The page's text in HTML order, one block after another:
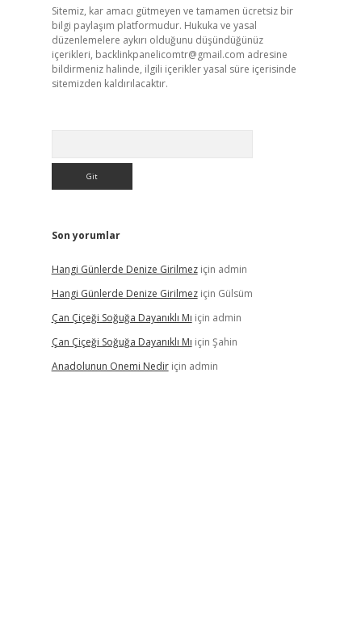
Sitemiz, kar amacı gütmeyen ve tamamen ücretsiz bir
bilgi paylaşım platformudur. Hukuka ve yasal
düzenlemelere aykırı olduğunu düşündüğünüz
içerikleri, backlinkpanelicomtr@gmail.com adresine
bildirmeniz halinde, ilgili içerikler yasal süre içerisinde
sitemizden kaldırılacaktır.
Son yorumlar
Hangi Günlerde Denize Girilmeziçin admin
Hangi Günlerde Denize Girilmeziçin Gülsüm
Çan Çiçeği Soğuğa Dayanıklı Mı için admin
Çan Çiçeği Soğuğa Dayanıklı Mı için Şahin
Anadolunun Onemi Nediriçin admin